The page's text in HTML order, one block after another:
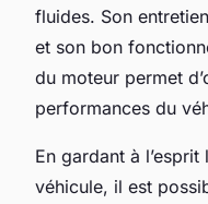
fluides. Son
et son bon
du moteur permet
performances du
En gardant à
véhicule, il est